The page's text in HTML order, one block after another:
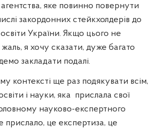
яке повинно повернути
закордонних стейкхолдерів до
України. Якщо цього не
жаль, я хочу сказати, дуже багато
закладати подалі.
контексті ще раз подякувати всім,
і науки, яка прислала свої
науково-експертного
прислало, це експертиза, це